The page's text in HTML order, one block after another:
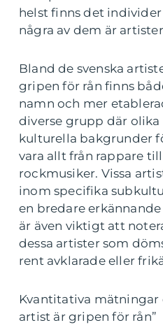
helst finns det
några av dem är
Bland de svenska
gripen för rån finns
namn och mer
diverse grupp där
kulturella bakgrunder
vara allt från rappare
rockmusiker. Vissa
inom specifika
en bredare
är även viktigt att
dessa artister som
rent avklarade eller
Kvantitativa mätningar
artist är gripen för rån”